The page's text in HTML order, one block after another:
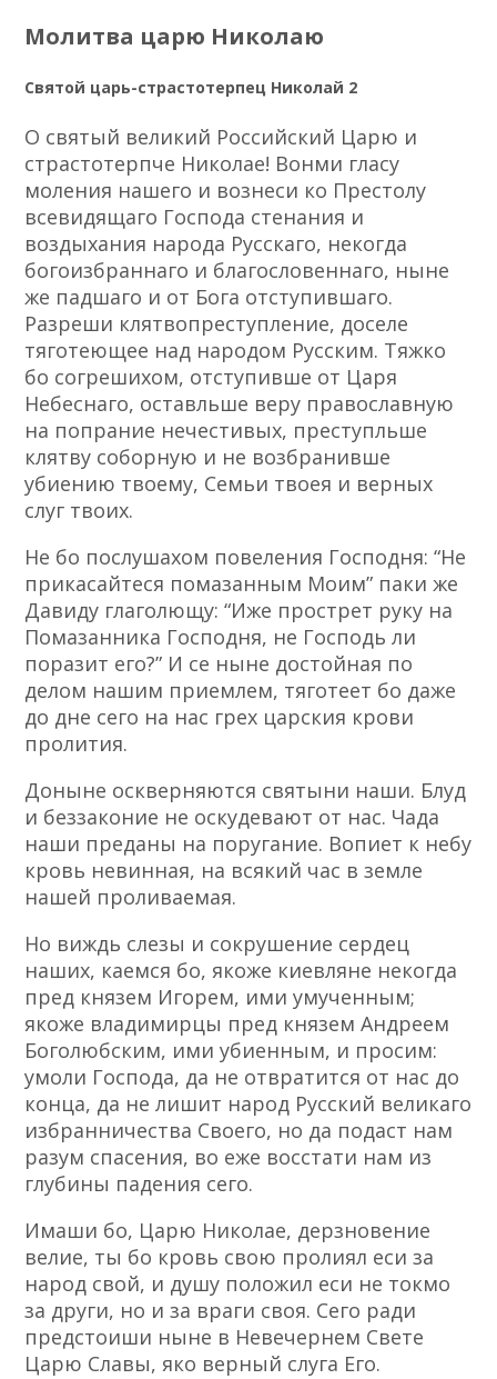
Молитва царю Николаю
Святой царь-страстотерпец Николай 2
О святый великий Российский Царю и
страстотерпче Николае! Вонми гласу
моления нашего и вознеси ко Престолу
всевидящаго Господа стенания и
воздыхания народа Русскаго, некогда
богоизбраннаго и благословеннаго, ныне
же падшаго и от Бога отступившаго.
Разреши клятвопреступление, доселе
тяготеющее над народом Русским. Тяжко
бо согрешихом, отступивше от Царя
Небеснаго, оставльше веру православную
на попрание нечестивых, преступльше
клятву соборную и не возбранивше
убиению твоему, Семьи твоея и верных
слуг твоих.
Не бо послушахом повеления Господня: “Не
прикасайтеся помазанным Моим” паки же
Давиду глаголющу: “Иже прострет руку на
Помазанника Господня, не Господь ли
поразит его?” И се ныне достойная по
делом нашим приемлем, тяготеет бо даже
до дне сего на нас грех царския крови
пролития.
Доныне оскверняются святыни наши. Блуд
и беззаконие не оскудевают от нас. Чада
наши преданы на поругание. Вопиет к небу
кровь невинная, на всякий час в земле
нашей проливаемая.
Но виждь слезы и сокрушение сердец
наших, каемся бо, якоже киевляне некогда
пред князем Игорем, ими умученным;
якоже владимирцы пред князем Андреем
Боголюбским, ими убиенным, и просим:
умоли Господа, да не отвратится от нас до
конца, да не лишит народ Русский великаго
избранничества Своего, но да подаст нам
разум спасения, во еже восстати нам из
глубины падения сего.
Имаши бо, Царю Николае, дерзновение
велие, ты бо кровь свою пролиял еси за
народ свой, и душу положил еси не токмо
за други, но и за враги своя. Сего ради
предстоиши ныне в Невечернем Свете
Царю Славы, яко верный слуга Его.